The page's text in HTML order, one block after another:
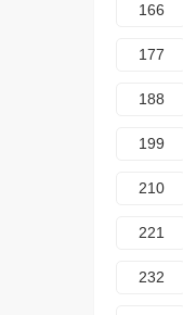
166
177
188
199
210
221
232